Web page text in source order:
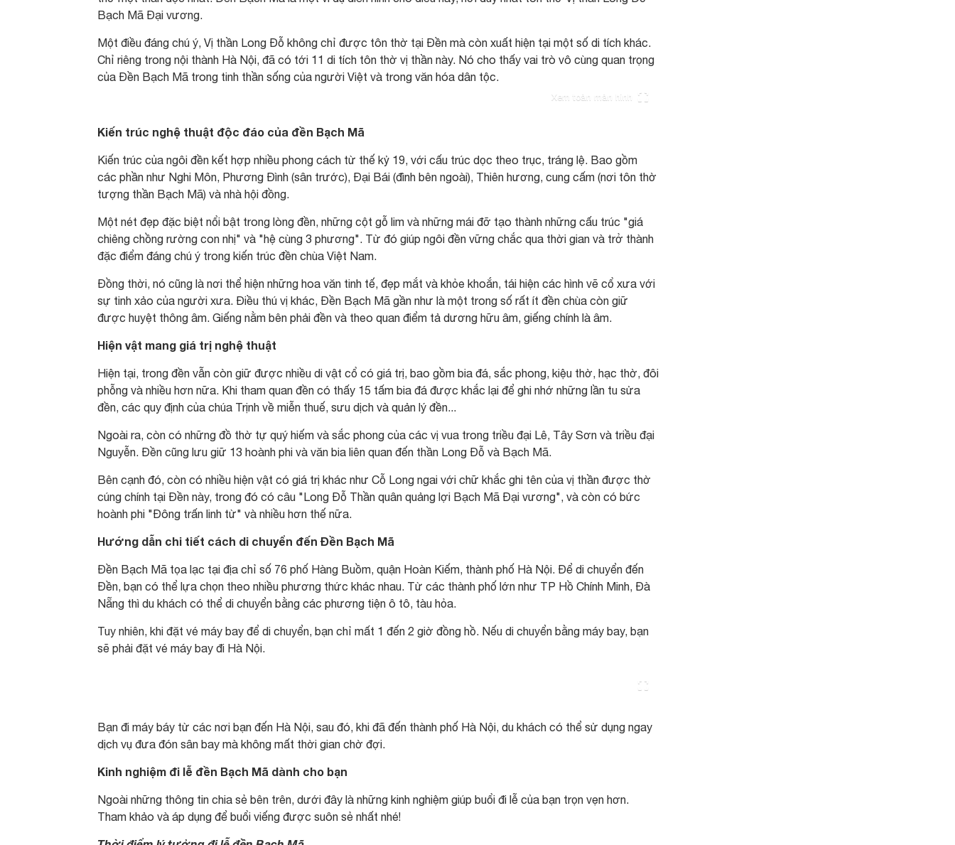
Bạch Mã Đại vương.
Một điều đáng chú ý, Vị thần Long Đỗ không chỉ được tôn thờ tại Đền mà còn xuất hiện tại một số di tích khác.
Chỉ riêng trong nội thành Hà Nội, đã có tới 11 di tích tôn thờ vị thần này. Nó cho thấy vai trò vô cùng quan trọng
của Đền Bạch Mã trong tinh thần sống của người Việt và trong văn hóa dân tộc.
Xem toàn màn hình
Kiến trúc nghệ thuật độc đáo của đền Bạch Mã
Kiến trúc của ngôi đền kết hợp nhiều phong cách từ thế kỷ 19, với cấu trúc dọc theo trục, tráng lệ. Bao gồm
các phần như Nghi Môn, Phương Đình (sân trước), Đại Bái (đình bên ngoài), Thiên hương, cung cấm (nơi tôn thờ
tượng thần Bạch Mã) và nhà hội đồng.
Một nét đẹp đặc biệt nổi bật trong lòng đền, những cột gỗ lim và những mái đỡ tạo thành những cấu trúc "giá
chiêng chồng rường con nhị" và "hệ cùng 3 phương". Từ đó giúp ngôi đền vững chắc qua thời gian và trở thành
đặc điểm đáng chú ý trong kiến trúc đền chùa Việt Nam.
Đồng thời, nó cũng là nơi thể hiện những hoa văn tinh tế, đẹp mắt và khỏe khoắn, tái hiện các hình vẽ cổ xưa với
sự tinh xảo của người xưa. Điều thú vị khác, Đền Bạch Mã gần như là một trong số rất ít đền chùa còn giữ
được huyệt thông âm. Giếng nằm bên phải đền và theo quan điểm tả dương hữu âm, giếng chính là âm.
Hiện vật mang giá trị nghệ thuật
Hiện tại, trong đền vẫn còn giữ được nhiều di vật cổ có giá trị, bao gồm bia đá, sắc phong, kiệu thờ, hạc thờ, đôi
phỗng và nhiều hơn nữa. Khi tham quan đền có thấy 15 tấm bia đá được khắc lại để ghi nhớ những lần tu sửa
đền, các quy định của chúa Trịnh về miễn thuế, sưu dịch và quản lý đền...
Ngoài ra, còn có những đồ thờ tự quý hiếm và sắc phong của các vị vua trong triều đại Lê, Tây Sơn và triều đại
Nguyễn. Đền cũng lưu giữ 13 hoành phi và văn bia liên quan đến thần Long Đỗ và Bạch Mã.
Bên cạnh đó, còn có nhiều hiện vật có giá trị khác như Cỗ Long ngai với chữ khắc ghi tên của vị thần được thờ
cúng chính tại Đền này, trong đó có câu "Long Đỗ Thần quân quảng lợi Bạch Mã Đại vương", và còn có bức
hoành phi "Đông trấn linh từ" và nhiều hơn thế nữa.
Hướng dẫn chi tiết cách di chuyển đến Đền Bạch Mã
Đền Bạch Mã tọa lạc tại địa chỉ số 76 phố Hàng Buồm, quận Hoàn Kiếm, thành phố Hà Nội. Để di chuyển đến
Đền, bạn có thể lựa chọn theo nhiều phương thức khác nhau. Từ các thành phố lớn như TP Hồ Chính Minh, Đà
Nẵng thì du khách có thể di chuyển bằng các phương tiện ô tô, tàu hỏa.
Tuy nhiên, khi đặt vé máy bay để di chuyển, bạn chỉ mất 1 đến 2 giờ đồng hồ. Nếu di chuyển bằng máy bay, bạn
sẽ phải đặt vé máy bay đi Hà Nội.
Bạn đi máy báy từ các nơi bạn đến Hà Nội, sau đó, khi đã đến thành phố Hà Nội, du khách có thể sử dụng ngay
dịch vụ đưa đón sân bay mà không mất thời gian chờ đợi.
Kinh nghiệm đi lễ đền Bạch Mã dành cho bạn
Ngoài những thông tin chia sẻ bên trên, dưới đây là những kinh nghiệm giúp buổi đi lễ của bạn trọn vẹn hơn.
Tham khảo và áp dụng để buổi viếng được suôn sẻ nhất nhé!